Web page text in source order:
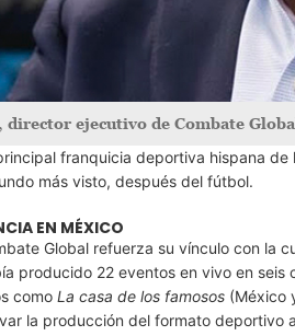
ejecutivo de Combate
franquicia deportiva hispana
más visto, después del fútbol.
EN MÉXICO
Global refuerza su vínculo con la
producido 22 eventos en vivo en
como La casa de los famosos (México
la producción del formato deportivo